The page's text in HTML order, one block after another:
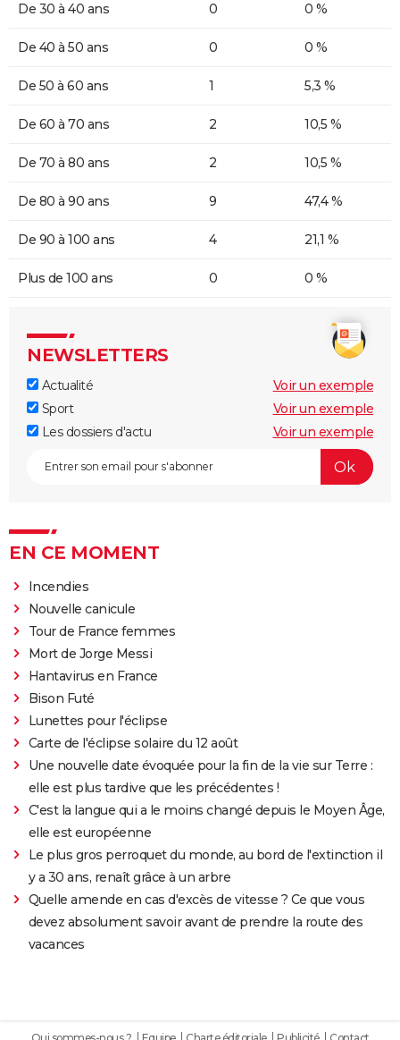
De 30 à 40 ans 0 0 %
De 40 à 50 ans 0 0 %
De 50 à 60 ans 1 5,3 %
De 60 à 70 ans 2 10,5 %
De 70 à 80 ans 2 10,5 %
De 80 à 90 ans 9 47,4 %
De 90 à 100 ans 4 21,1 %
Plus de 100 ans 0 0 %
NEWSLETTERS
Actualité
Voir un exemple
Sport
Voir un exemple
Les dossiers d'actu
Voir un exemple
EN CE MOMENT
Incendies
Nouvelle canicule
Tour de France femmes
Mort de Jorge Messi
Hantavirus en France
Bison Futé
Lunettes pour l'éclipse
Carte de l'éclipse solaire du 12 août
Une nouvelle date évoquée pour la fin de la vie sur Terre :
elle est plus tardive que les précédentes !
C'est la langue qui a le moins changé depuis le Moyen Âge,
elle est européenne
Le plus gros perroquet du monde, au bord de l'extinction il
y a 30 ans, renaît grâce à un arbre
Quelle amende en cas d'excès de vitesse ? Ce que vous
devez absolument savoir avant de prendre la route des
vacances